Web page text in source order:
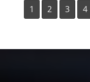
1 2 3 4